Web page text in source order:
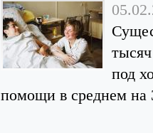
под
помощи в среднем на